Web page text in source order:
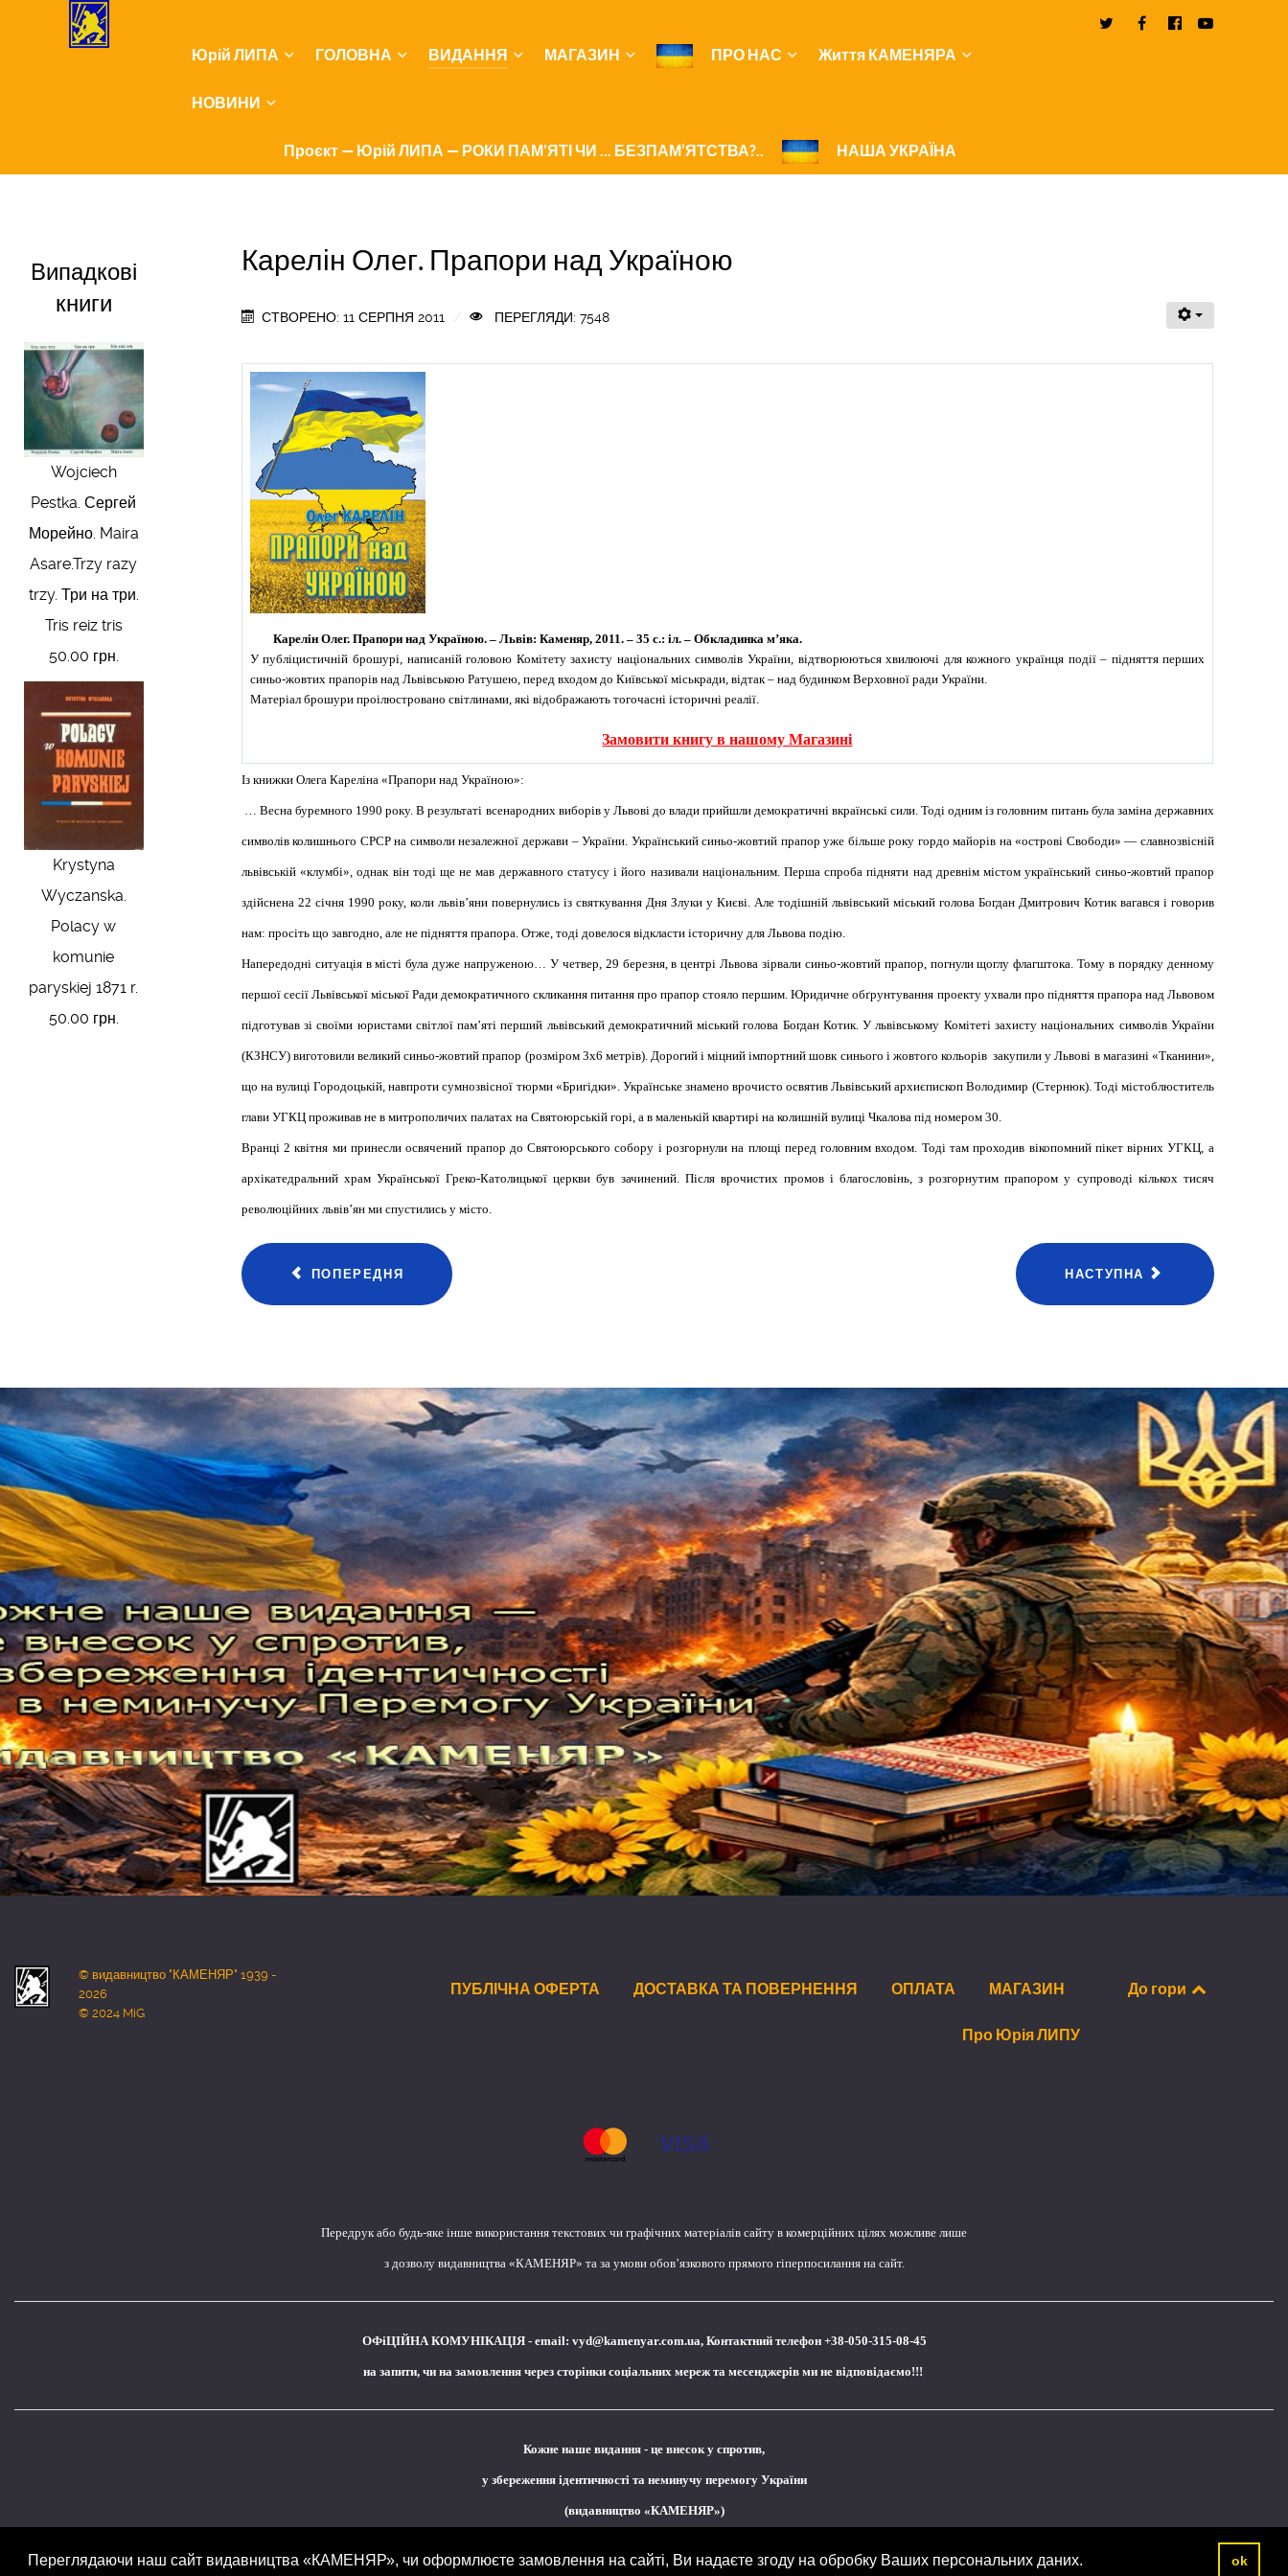
Переглядаючи наш сайт видавництва «КАМЕНЯР», чи оформлюєте замовлення на сайті, Ви надаєте згоду на обробку Ваших персональних даних. ok
Юрій ЛИПА ГОЛОВНА ВИДАННЯ МАГАЗИН ПРО НАС Життя КАМЕНЯРА
НОВИНИ
Проєкт — Юрій ЛИПА — РОКИ ПАМ'ЯТІ ЧИ ... БЕЗПАМ’ЯТСТВА?.. НАША УКРАЇНА
Випадкові
книги
Wojciech
Pestka. Сергей
Морейно. Maira
Asare.Trzy razy
trzy. Три на три.
Tris reiz tris
50.00 грн.
Krystyna
Wyczanska.
Polacy w
komunie
paryskiej 1871 r.
50.00 грн.
Карелін Олег. Прапори над Україною
СТВОРЕНО: 11 СЕРПНЯ 2011 ПЕРЕГЛЯДИ: 7548
Карелін Олег. Прапори над Україною. – Львів: Каменяр, 2011. – 35 с.: іл. – Обкладинка м’яка.
У публіцистичній брошурі, написаній головою Комітету захисту національних символів України, відтворюються хвилюючі для кожного українця події – підняття перших
синьо-жовтих прапорів над Львівською Ратушею, перед входом до Київської міськради, відтак – над будинком Верховної ради України.
Матеріал брошури проілюстровано світлинами, які відображають тогочасні історичні реалії.
Замовити книгу в нашому Магазині
Із книжки Олега Кареліна «Прапори над Україною»:
…Весна буремного 1990 року. В результаті всенарод­них виборів у Львові до влади прийшли демократичні вкраїнські сили. Тоді одним із головним питань була заміна державних
символів колишнього СРСР на символи незалежної держави – України. Український синьо-жовтий прапор уже більше року гордо майорів на «острові Свободи» — славнозвісній
львівській «клумбі», однак він тоді ще не мав державного статусу і його називали національним. Перша спроба підняти над древнім містом український синьо-жовтий прапор
здійснена 22 січня 1990 року, коли львів’яни повернулись із святкування Дня Злуки у Києві. Але тодішній львівський міський голова Богдан Дмитрович Котик вагався і говорив
нам: просіть що завгодно, але не підняття прапора. Отже, тоді довелося від­класти історичну для Львова подію.
Напередодні ситуація в місті була дуже напруженою… У чет­вер, 29 березня, в центрі Львова зірвали синьо-жовтий прапор, погнули щоглу флагштока. Тому в порядку денному
першої сесії Львівської міської Ради демократичного скликання питання про прапор стояло першим. Юридичне обґрунтування проекту ухвали про підняття прапора над Львовом
підготував зі своїми юристами світлої пам’яті перший львівський демократичний міський голова Богдан Котик. У львівському Комітеті захисту національних символів України
(КЗНСУ) вигото­вили великий синьо-жовтий прапор (розміром 3х6 метрів). Дорогий і міцний імпортний шовк синього і жовтого кольорів закупили у Львові в магазині «Тканини»,
що на вулиці Городоцькій, навпроти сумно­звісної тюрми «Бригідки». Українське знамено врочисто освятив Львівський архиєпископ Володимир (Стернюк). Тоді містоблюс­титель
глави УГКЦ проживав не в митрополичих палатах на Святоюрській горі, а в маленькій квартирі на колишній вулиці Чкалова під номером 30.
Вранці 2 квітня ми принесли освячений прапор до Святоюрського собору і розгорнули на площі перед головним входом. Тоді там проходив вікопомний пікет вірних УГКЦ, а
архікатед­ральний храм Української Греко-Католицької церкви був зачине­ний. Після врочистих промов і благословінь, з розгорнутим прапором у супроводі кількох тисяч
революційних львів’ян ми спустились у місто.
ПОПЕРЕДНЯ НАСТУПНА
© видавництво "КАМЕНЯР" 1939 -
2026
© 2024 MiG
ПУБЛІЧНА ОФЕРТА ДОСТАВКА ТА ПОВЕРНЕННЯ ОПЛАТА МАГАЗИН
Про Юрія ЛИПУ
До гори
Передрук або будь-яке інше використання текстових чи графічних матеріалів сайту в комерційних цілях можливе лише
з дозволу видавництва «КАМЕНЯР» та за умови обов’язкового прямого гіперпосилання на сайт.
ОФіЦІЙНА КОМУНІКАЦІЯ - email: vyd@kamenyar.com.ua, Контактний телефон +38-050-315-08-45
на запити, чи на замовлення через сторінки соціальних мереж та месенджерів ми не відповідаємо!!!
Кожне наше видання - це внесок у спротив,
у збереження ідентичності та неминучу перемогу України
(видавництво «КАМЕНЯР»)